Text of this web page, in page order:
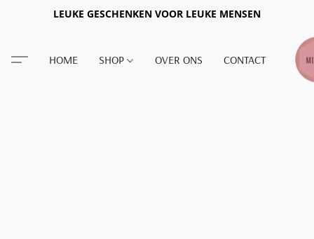
LEUKE GESCHENKEN VOOR LEUKE MENSEN
HOME SHOP OVER ONS CONTACT